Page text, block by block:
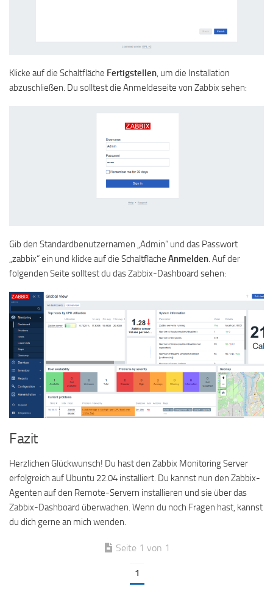
Klicke auf die Schaltfläche Fertigstellen, um die Installation
abzuschließen. Du solltest die Anmeldeseite von Zabbix sehen:
Gib den Standardbenutzernamen „Admin“ und das Passwort
„zabbix“ ein und klicke auf die Schaltfläche Anmelden. Auf der
folgenden Seite solltest du das Zabbix-Dashboard sehen:
Fazit
Herzlichen Glückwunsch! Du hast den Zabbix Monitoring Server
erfolgreich auf Ubuntu 22.04 installiert. Du kannst nun den Zabbix-
Agenten auf den Remote-Servern installieren und sie über das
Zabbix-Dashboard überwachen. Wenn du noch Fragen hast, kannst
du dich gerne an mich wenden.
Seite 1 von 1
1